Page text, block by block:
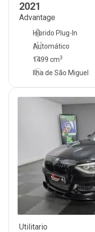
2021
Advantage
Automático
Híbrido Plug-In
1499 cm3
Ilha de São Miguel
Utilitario